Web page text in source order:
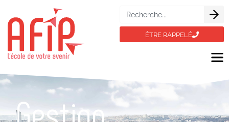
ÊTRE RAPPELÉ
Gestion